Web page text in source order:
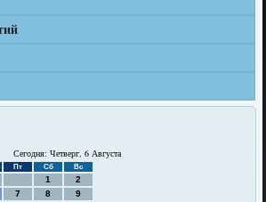
Сегодня: Четверг, 6 Августа
Пт Сб Вс
1
2
7 8
9